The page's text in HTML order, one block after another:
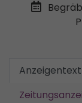
Anzeigentext